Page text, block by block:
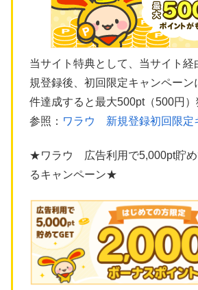
当サイト特典として、当サイト経
規登録後、初回限定キャンペーン
件達成すると最大500pt（500円）
参照： ワラウ 新規登録初回限定
★ワラウ 広告利用で5,000pt貯め
るキャンペーン★